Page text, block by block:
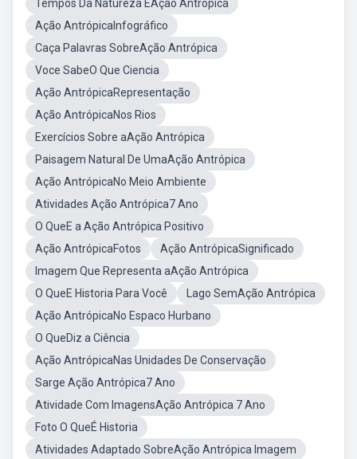
Tempos Da Natureza EAção Antrópica
Ação AntrópicaInfográfico
Caça Palavras SobreAção Antrópica
Voce SabeO Que Ciencia
Ação AntrópicaRepresentação
Ação AntrópicaNos Rios
Exercícios Sobre aAção Antrópica
Paisagem Natural De UmaAção Antrópica
Ação AntrópicaNo Meio Ambiente
Atividades Ação Antrópica7 Ano
O QueE a Ação Antrópica Positivo
Ação AntrópicaFotos
Ação AntrópicaSignificado
Imagem Que Representa aAção Antrópica
O QueE Historia Para Você
Lago SemAção Antrópica
Ação AntrópicaNo Espaco Hurbano
O QueDiz a Ciência
Ação AntrópicaNas Unidades De Conservação
Sarge Ação Antrópica7 Ano
Atividade Com ImagensAção Antrópica 7 Ano
Foto O QueÉ Historia
Atividades Adaptado SobreAção Antrópica Imagem